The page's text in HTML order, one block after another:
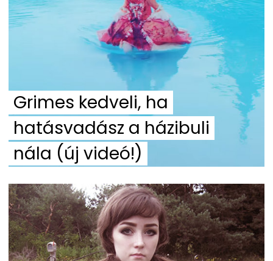
Grimes kedveli, ha
hatásvadász a házibuli
nála (új videó!)